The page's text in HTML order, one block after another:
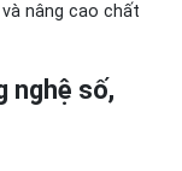
nâng cao chất
nghệ số,